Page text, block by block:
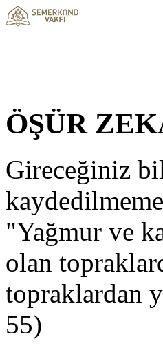
ÖŞÜR
Gireceğiniz
"Yağmur ve
olan
topraklardan
55)